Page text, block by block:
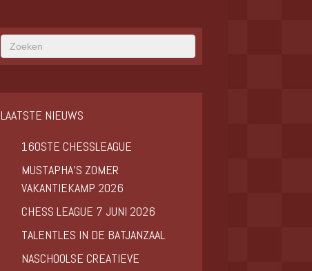
LAATSTE NIEUWS
160STE CHESSLEAGUE
MUSTAPHA’S ZOMER
VAKANTIEKAMP 2026
CHESS LEAGUE 7 JUNI 2026
TALENTLES IN DE BATJANZAAL
NASCHOOLSE CREATIEVE